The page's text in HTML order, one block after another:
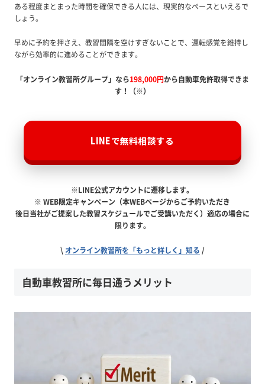
ある程度まとまった時間を確保できる人には、現実的なペースといえるで
しょう。
早めに予約を押さえ、教習間隔を空けすぎないことで、運転感覚を維持し
ながら効率的に進めることができます。
「オンライン教習所グループ」なら198,000円から自動車免許取得できま
す！（※）
LINEで無料相談する
※LINE公式アカウントに遷移します。
※ WEB限定キャンペーン（本WEBページからご予約いただき
後日当社がご提案した教習スケジュールでご受講いただく）適応の場合に
限ります。
\ オンライン教習所を「もっと詳しく」知る /
自動車教習所に毎日通うメリット